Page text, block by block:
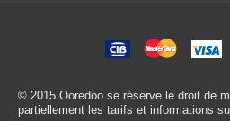
© 2015 Ooredoo se réserve le droit de
partiellement les tarifs et informations